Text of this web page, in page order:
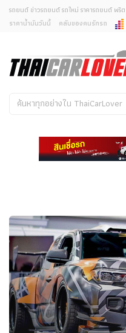
ยกเลิ
คุณต้องการยกเลิกการแจ้
ใ
ไม่
รถยนต์ ข่าวรถยนต์ รถใหม่ ราคารถยนต์ พริ
ราคาน้ำมันวันนี้
คลับของคนรักรถ